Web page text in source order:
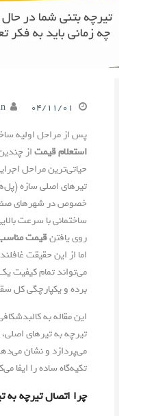
۰۴/۱۱/۰۱
پس از مراحل اولیه
استعلام قیمتاز
حیاتی‌ترین مراحل
تیرهای اصلی سازه
خصوص در شهرهای
ساختمانی با سرعت
روی یافتنقیمت
اما از این حقیقت
می‌تواند تمام کیفیت
برده و یکپارچگی کل
این مقاله به
تیرچه به تیرهای
می‌پردازد و نشان
تکیه‌گاه ساده را ایفا
چرا اتصال تیرچه به